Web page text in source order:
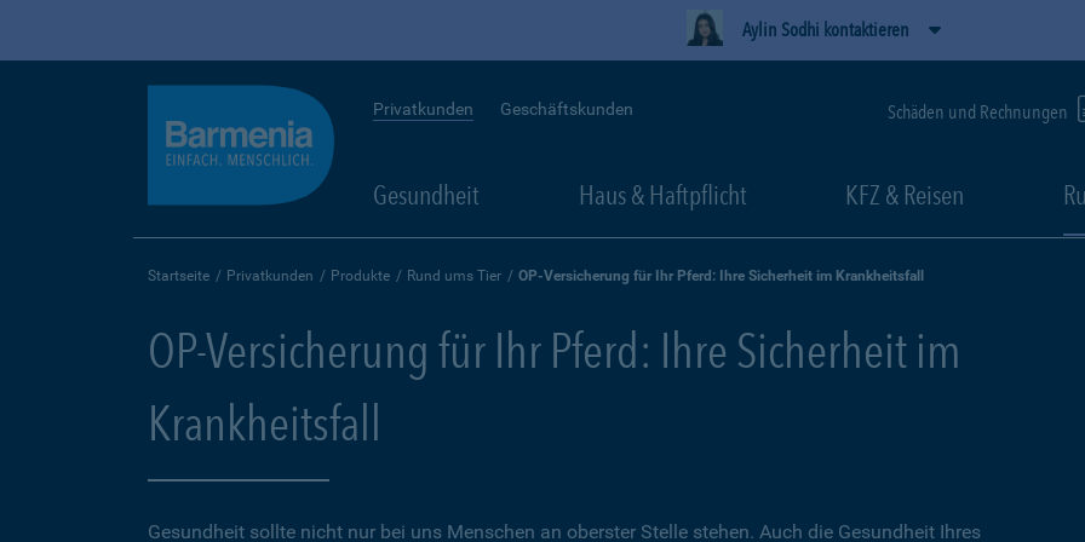
Aylin Sodhi kontaktieren
Privatkunden Geschäftskunden Schäden und Rechnungen
Gesundheit Haus & Haftpflicht KFZ & Reisen
Startseite Privatkunden Produkte Rund ums Tier OP-Versicherung für Ihr Pferd: Ihre Sicherheit im Krankheitsfall
OP-Versicherung für Ihr Pferd: Ihre Sicherheit im
Krankheitsfall
Gesundheit sollte nicht nur bei uns Menschen an oberster Stelle stehen. Auch die Gesundheit Ihres